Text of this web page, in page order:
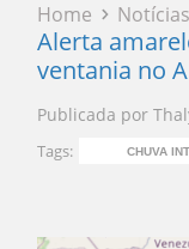
Home Notícias
Alerta
ventania no
Publicada por
Tags: CHUVA